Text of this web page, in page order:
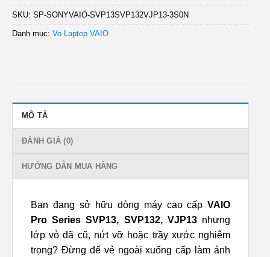
SKU: SP-SONYVAIO-SVP13SVP132VJP13-3S0N
Danh mục: Vo Laptop VAIO
MÔ TẢ
ĐÁNH GIÁ (0)
HƯỚNG DẪN MUA HÀNG
Bạn đang sở hữu dòng máy cao cấp VAIO
Pro Series SVP13, SVP132, VJP13nhưng
lớp vỏ đã cũ, nứt vỡ hoặc trầy xước nghiêm
trọng? Đừng để vẻ ngoài xuống cấp làm ảnh